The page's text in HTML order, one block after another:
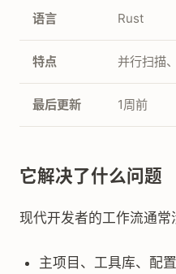
语言 Rust
特点 并行扫描
最后更新 1周前
它解决了什么问题
现代开发者的工作流通常
主项目、工具库、配